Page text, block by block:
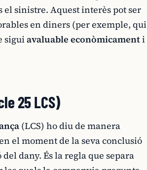
sinistre. Aquest interès pot ser
en diners (per exemple, qui
siguiavaluable econòmicamenti
25 LCS)
(LCS) ho diu de manera
el moment de la seva conclusió
dany. És la regla que separa